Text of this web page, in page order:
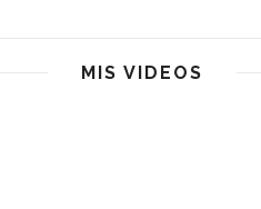
MIS VIDEOS